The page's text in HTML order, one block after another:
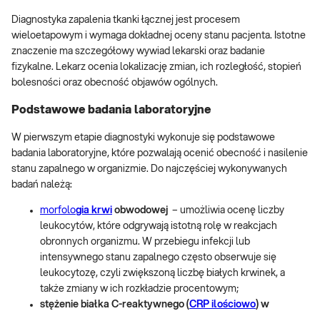
Diagnostyka zapalenia tkanki łącznej jest procesem
wieloetapowym i wymaga dokładnej oceny stanu pacjenta. Istotne
znaczenie ma szczegółowy wywiad lekarski oraz badanie
fizykalne. Lekarz ocenia lokalizację zmian, ich rozległość, stopień
bolesności oraz obecność objawów ogólnych.
Podstawowe badania laboratoryjne
W pierwszym etapie diagnostyki wykonuje się podstawowe
badania laboratoryjne, które pozwalają ocenić obecność i nasilenie
stanu zapalnego w organizmie. Do najczęściej wykonywanych
badań należą:
morfologia krwi obwodowej – umożliwia ocenę liczby
leukocytów, które odgrywają istotną rolę w reakcjach
obronnych organizmu. W przebiegu infekcji lub
intensywnego stanu zapalnego często obserwuje się
leukocytozę, czyli zwiększoną liczbę białych krwinek, a
także zmiany w ich rozkładzie procentowym;
stężenie białka C-reaktywnego (CRP ilościowo) w